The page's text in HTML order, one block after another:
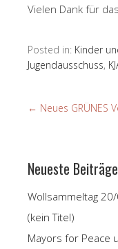
Vielen Dank für
Posted in: Kinder
Jugendausschuss,
← Neues GRÜNES
Neueste Beiträge
Wollsammeltag
(kein Titel)
Mayors for Peace